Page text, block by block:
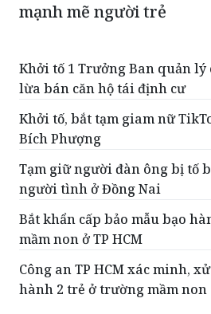
mạnh mẽ người trẻ
Khởi tố 1 Trưởng Ban quản lý
lừa bán căn hộ tái định cư
Khởi tố, bắt tạm giam nữ
Bích Phượng
Tạm giữ người đàn ông bị tố
người tình ở Đồng Nai
Bắt khẩn cấp bảo mẫu bạo
mầm non ở TP HCM
Công an TP HCM xác minh,
hành 2 trẻ ở trường mầm non